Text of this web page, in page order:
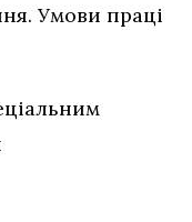
Умови праці